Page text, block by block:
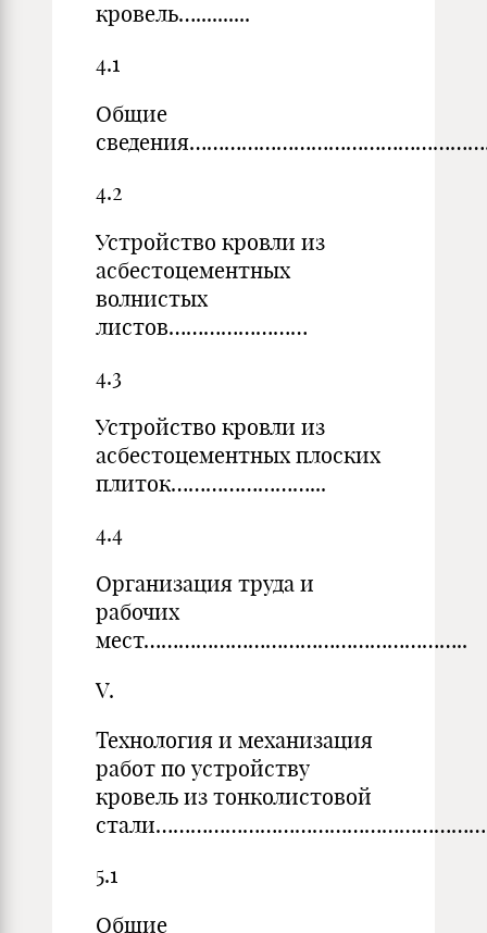
кровель…..........
4.1
Общие
4.2
Устройство кровли из
асбестоцементных
волнистых
листов……………………
4.3
Устройство кровли из
асбестоцементных плоских
плиток……………………...
4.4
Организация труда и
рабочих
мест………………………………………………..
V.
Технология и механизация
работ по устройству
кровель из тонколистовой
5.1
Общие